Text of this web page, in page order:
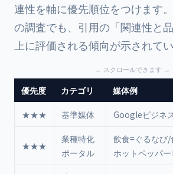
連性を軸に優先順位をつけます
の調査でも、引用の「関連性と
上に評価される傾向が示されてい
優先度 カテゴリ 媒体例
★★★ 基準媒体 Googleビジネ
★★★
業種特化
ポータル
飲食=ぐるなび/
ホットペッパ